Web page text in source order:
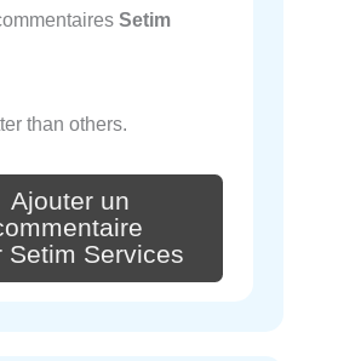
Setim
than others.
Ajouter un
Setim Services